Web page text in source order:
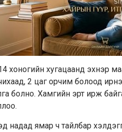
14 хоногийн хугацаанд
2 цаг орчим болоод
болно. Хамгийн эрт ирж
надад ямар ч тайлбар